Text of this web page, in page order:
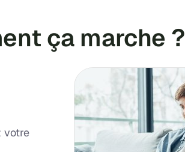
ça marche ?
votre